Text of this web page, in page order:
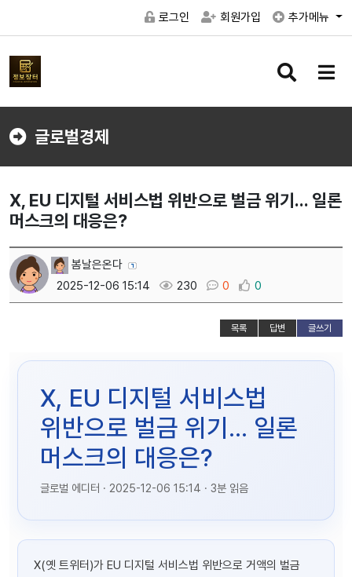
로그인 회원가입 추가메뉴
검
버
메
버
글로벌경제
X, EU 디지털 서비스법 위반으로 벌금 위기... 일론
머스크의 대응은?
봄날은온다
2025-12-06 15:14
230 0 0
목록 답변 글쓰기
X, EU 디지털 서비스법
위반으로 벌금 위기... 일론
머스크의 대응은?
글로벌 에디터 · 2025-12-06 15:14 · 3분 읽음
X(옛 트위터)가 EU 디지털 서비스법 위반으로 거액의 벌금